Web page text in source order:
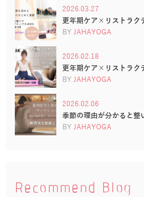
2026.03.27
更年期ケア×リストラク
BY JAHAYOGA
2026.02.18
更年期ケア×リストラク
BY JAHAYOGA
2026.02.06
季節の理由が分かると
BY JAHAYOGA
Recommend Blog